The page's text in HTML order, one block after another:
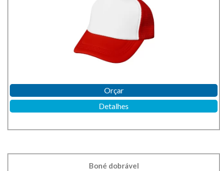
Orçar
Detalhes
Boné dobrável